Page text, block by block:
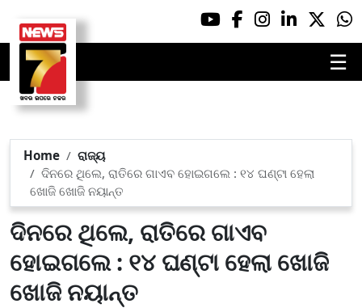
☰
Home
ରାଜ୍ୟ
ଦିନରେ ଥିଲେ, ରାତିରେ ଗାଏବ ହୋଇଗଲେ : ୧୪ ଘଣ୍ଟା ହେଲା
ଖୋଜି ଖୋଜି ନୟାନ୍ତ
ଦିନରେ ଥିଲେ, ରାତିରେ ଗାଏବ
ହୋଇଗଲେ : ୧୪ ଘଣ୍ଟା ହେଲା ଖୋଜି
ଖୋଜି ନୟାନ୍ତ